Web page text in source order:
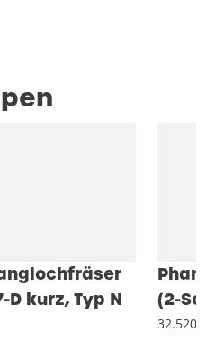
D kurz, Typ N
(2-
32.520